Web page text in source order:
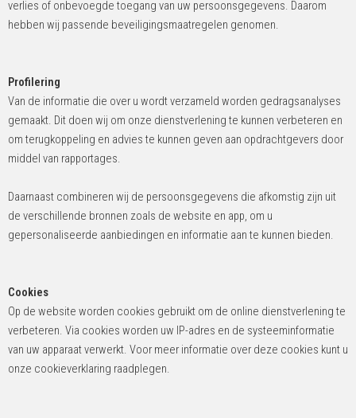
verlies of onbevoegde toegang van uw persoonsgegevens. Daarom
hebben wij passende beveiligingsmaatregelen genomen.
Profilering
Van de informatie die over u wordt verzameld worden gedragsanalyses
gemaakt. Dit doen wij om onze dienstverlening te kunnen verbeteren en
om terugkoppeling en advies te kunnen geven aan opdrachtgevers door
middel van rapportages.
Daarnaast combineren wij de persoonsgegevens die afkomstig zijn uit
de verschillende bronnen zoals de website en app, om u
gepersonaliseerde aanbiedingen en informatie aan te kunnen bieden.
Cookies
Op de website worden cookies gebruikt om de online dienstverlening te
verbeteren. Via cookies worden uw IP-adres en de systeeminformatie
van uw apparaat verwerkt. Voor meer informatie over deze cookies kunt u
onze cookieverklaring raadplegen.